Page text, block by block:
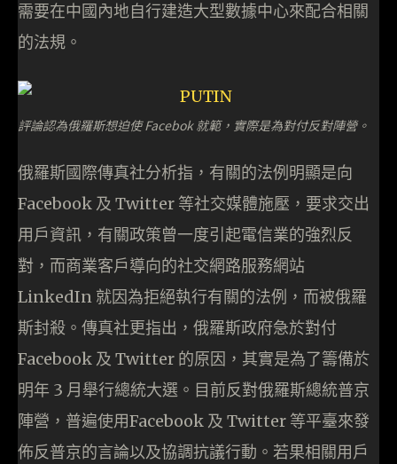
需要在中國內地自行建造大型數據中心來配合相關
的法規。
評論認為俄羅斯想迫使 Facebok 就範，實際是為對付反對陣營。
俄羅斯國際傳真社分析指，有關的法例明顯是向
Facebook 及 Twitter 等社交媒體施壓，要求交出
用戶資訊，有關政策曾一度引起電信業的強烈反
對，而商業客戶導向的社交網路服務網站
LinkedIn 就因為拒絕執行有關的法例，而被俄羅
斯封殺。傳真社更指出，俄羅斯政府急於對付
Facebook 及 Twitter 的原因，其實是為了籌備於
明年 3 月舉行總統大選。目前反對俄羅斯總統普京
陣營，普遍使用Facebook 及 Twitter 等平臺來發
佈反普京的言論以及協調抗議行動。若果相關用戶